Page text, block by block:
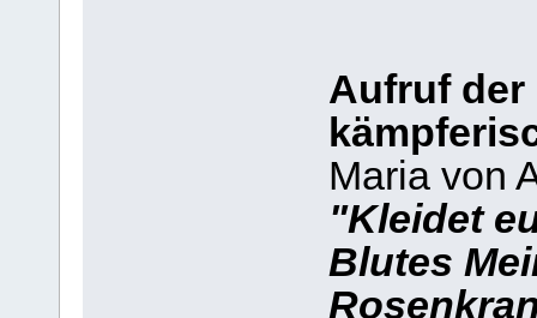
Aufruf der
Maria von
"Kleidet
Blutes